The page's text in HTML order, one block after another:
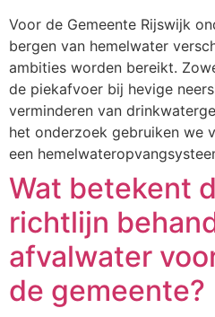
Voor de Gemeente Rijswijk
bergen van hemelwater
ambities worden bereikt.
de piekafvoer bij hevige
verminderen van
het onderzoek gebruiken we
een
Wat betekent
richtlijn
afvalwater
de gemeente?